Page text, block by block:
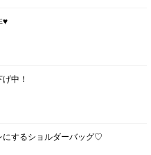
♥
中！
にするショルダーバッグ♡